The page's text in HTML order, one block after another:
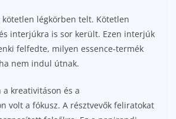
kötetlen légkörben telt. Kötetlen
interjúkra is sor került. Ezen interjúk
felfedte, milyen essence-termék
nem indul útnak.
kreativitáson és a
volt a fókusz. A résztvevők feliratokat